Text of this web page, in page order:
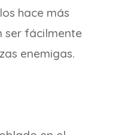
hace más
ser fácilmente
enemigas.